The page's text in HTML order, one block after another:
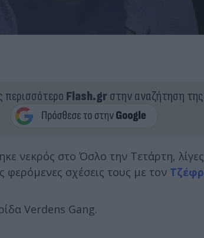
περισσότερο Flash.grστην αναζήτηση της
νεκρός στο Όσλο την Τετάρτη,
φερόμενες σχέσεις τους με τον
Verdens Gang.